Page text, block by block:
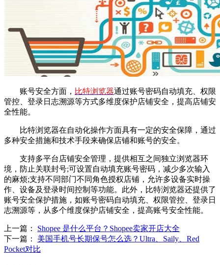
账号安全方面， 比特浏览器通过账号密码自动填充、权限
管控、登录日志溯源等方式多维度保护店铺安全，提高店铺安
全性能。
比特浏览器在自动化操作方面具有一定的安全保障，通过
多种安全措施和技术手段来确保店铺和账号的安全。
支持多平台店铺安全管理，提供相互之间独立浏览器环
境，防止关联封号;可设置自动填充账号密码，减少多次输入
的麻烦;支持不同部门不同角色授权店铺，允许多设备实时操
作、设备及登录时间控制等功能。此外，比特浏览器还提供了
账号安全保护措施，如账号密码自动填充、权限管控、登录日
志溯源等，从多个维度保护店铺安全，提高账号安全性能。
上一篇： Shopee 是什么平台？Shopee卖家开店大全
下一篇： 美国手机号长期保号怎么选？Ultra、Saily、Red
Pocket对比